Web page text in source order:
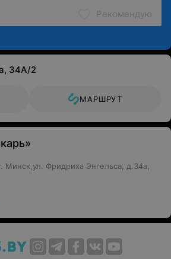
Рекомендую
34А/2
МАРШРУТ
Минск,ул. Фридриха Энгельса, д.34а,